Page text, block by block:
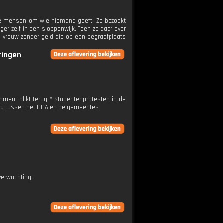
mensen om wie niemand geeft. Ze bezoekt
zelf in een sloppenwijk. Toen ze daar over
zonder geld die op een begraafplaats
blikt terug * Studentenprotesten in de
tussen het COA en de gemeentes